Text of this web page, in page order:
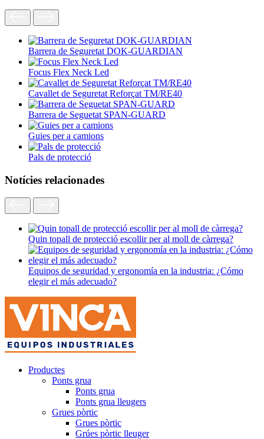
Barrera de Seguretat DOK-GUARDIAN
Focus Flex Neck Led
Cavallet de Seguretat Reforçat TM/RE40
Barrera de Seguetat SPAN-GUARD
Guies per a camions
Pals de protecció
Notícies relacionades
Quin topall de protecció escollir per al moll de càrrega?
Equipos de seguridad y ergonomía en la industria: ¿Cómo
elegir el más adecuado?
Productes
Ponts grua
Ponts grua
Ponts grua lleugers
Grues pòrtic
Grues pòrtic
Grúes pòrtic lleuger